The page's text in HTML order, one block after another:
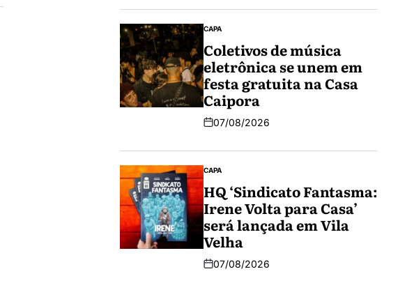
CAPA
Coletivos de música
eletrônica se unem em
festa gratuita na Casa
Caipora
07/08/2026
CAPA
HQ ‘Sindicato Fantasma:
Irene Volta para Casa’
será lançada em Vila
Velha
07/08/2026